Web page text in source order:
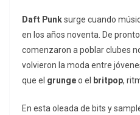
Daft Punksurge cuando
en los años noventa. De
comenzaron a poblar clubes
volvieron la moda entre
que el grungeo el britpop,
En esta oleada de bits y